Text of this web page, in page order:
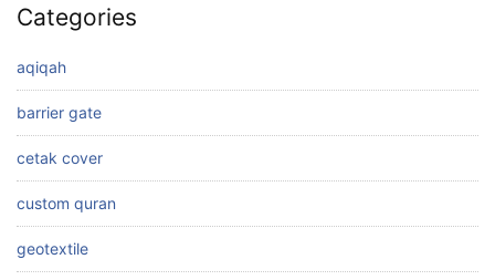
Categories
aqiqah
barrier gate
cetak cover
custom quran
geotextile